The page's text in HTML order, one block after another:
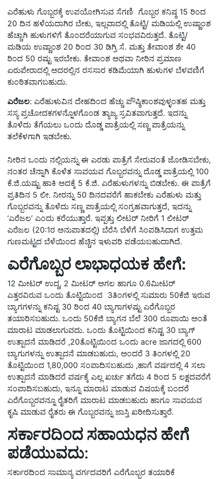
ಎರೆಹುಳು ಗೊಬ್ಬರಕ್ಕೆ ಉಪಯೋಗಿಸುವ ಸೆಗಣಿ ಗೊಬ್ಬರ ಕನಿಷ್ಠ 15 ರಿಂದ
20 ದಿನ ಹಳೆಯದಾಗಿರ ಬೇಕು, ಇಲ್ಲವಾದಲ್ಲಿ ತೊಟ್ಟಿ/ ಮಡಿಯಲ್ಲಿ ಉಷ್ಣಾಂಶ
ಹೆಚ್ಚಾಗಿ ಹುಳುಗಳಿಗೆ ತೊಂದರೆಯಾಗುವ ಸಂಭವವಿರುತ್ತದೆ. ತೊಟ್ಟಿ/
ಮಡಿಯ ಉಷ್ಣಾಂಶ 20 ರಿಂದ 30 ಡಿಗ್ರಿ ಸೆ. ಮತ್ತು ತೇವಾಂಶ ಶೇ 40
ರಿಂದ 50 ರಷ್ಟು ಇರಬೇಕು. ತೇವಾಂಶ ಅಥವಾ ನೀರಿನ ಪ್ರಮಾಣ
ಏರುಪೇರಾದಲ್ಲಿ ಅದರಲ್ಲಿನ ರಸಸಾರ ಕಡಿಮೆಯಾಗಿ ಹುಳುಗಳ ಬೆಳವಣಿಗೆ
ಕುಂಠಿತವಾಗಬಹುದು.
ಎರೆಜಲ: ಎರೆಹುಳುವಿನ ದೇಹದಿಂದ ಹೆಚ್ಚು ಪೌಷ್ಠಿಕಾಂಶವುಳ್ಳಂತಹ ಮತ್ತು
ಸಸ್ಯ ಪ್ರಚೋದಕಗಳ­ನ್ನೊಳ­ಗೊಂಡ ತ್ಯಾಜ್ಯ ಸ್ರವಿತವಾಗುತ್ತದೆ. ಇದನ್ನು
ತೊಳೆದು ತೆಗೆಯಲು ಒಂದು ದೊಡ್ಡ ಪಾತ್ರೆಯಲ್ಲಿ ಸಣ್ಣ ಪಾತ್ರೆಯನ್ನು
ತಲೆಕೆಳಗಾಗಿ ಇಡಬೇಕು.
ನೀರಿನ ಒಂದು ನಲ್ಲಿಯನ್ನು ಈ ಎರಡು ಪಾತ್ರೆಗೆ ಸೇರುವಂತೆ ಜೋಡಿಸಬೇಕು,
ನಂತರ ಚೆನ್ನಾಗಿ ಕೊಳೆತ ಸಾವಯವ ಗೊಬ್ಬರವನ್ನು ದೊಡ್ಡ ಪಾತ್ರೆಯಲ್ಲಿ 100
ಕೆ.ಜಿ.ಯಷ್ಟು ಹಾಕಿ ಅದಕ್ಕೆ 5 ಕೆ.ಜಿ. ಎರೆಹುಳುಗಳನ್ನು ಬಿಡಬೇಕು. ಈ ಪಾತ್ರೆಗೆ
ಪ್ರತಿದಿನ 5 ಲೀ. ನೀರನ್ನು 50 ದಿನದವರೆಗೆ ಹಾಕಬೇಕು ಎರೆಹುಳು ಮತ್ತು
ಗೊಬ್ಬರವನ್ನು ತೊಳೆದು ಸಣ್ಣ ಪಾತ್ರೆಯಲ್ಲಿ ಸಂಗ್ರಹವಾಗುತ್ತದೆ, ಇದನ್ನು
‘ಎರೆಜಲ’ ಎಂದು ಕರೆಯುತ್ತಾರೆ. ಇಪ್ಪತ್ತು ಲೀಟರ್ ನೀರಿಗೆ 1 ಲೀಟರ್
ಎರೆಜಲ (20:1ರ ಅನುಪಾತದಲ್ಲಿ) ಬೆರೆಸಿ ಬೆಳೆಗೆ ಸಿಂಪಡಿಸಿದಾಗ ಉತ್ತಮ
ಗುಣಮಟ್ಟದ ಬೆಳೆಯಿಂದ ಹೆಚ್ಚಿನ ಇಳುವರಿ ಪಡೆಯಬಹುದಾಗಿದೆ.
ಎರೆಗೊಬ್ಬರ ಲಾಭಾಧಯಕ ಹೇಗೆ:
12 ಮೀಟರ್ ಉದ್ದ, 2 ಮೀಟರ್ ಅಗಲ ಹಾಗೂ 0.6ಮೀಟರ್
ಎತ್ತರವಿರುವ ಒಂದು ತೊಟ್ಟಿಯಿಂದ 3ತಿಂಗಳಲ್ಲಿ ಸುಮಾರು 50ಕೆಜಿ ಇರುವ
ಬ್ಯಾಗಗಳನ್ನು ಕನಿಷ್ಟ 30 ರಿಂದ 40 ಬ್ಯಾಗಾಗಳಷ್ಟು ಎರೆಗೊಬ್ಬರ
ತಯಾರಿಸಬಹುದು. ಒಂದು 50ಕೆಜಿ ಬ್ಯಾಗನ ಬೆಲೆ 300 ರೂಪಾಯಿ ಅಂತೆ
ಮಾರಾಟ ಮಾಡಲಾಗುವದು. ಒಂದು ತೊಟ್ಟಿಯಿಂದ ಕನಿಷ್ಟ 30 ಬ್ಯಾಗ್
ಉತ್ಪಾದನೆ ಮಾಡಿದರೆ ,20ತೊಟ್ಟಿಯಿಂದ ಒಂದು acre ಜಾಗದಲ್ಲಿ 600
ಬ್ಯಾಗುಗಳನ್ನು ಉತ್ಪಾದನೆ ಮಾಡಬಹುದು, ಅಂದರೆ 3 ತಿಂಗಳಲ್ಲಿ 20
ತೊಟ್ಟಿಯಿಂದ 1,80,000 ಸಂಪಾದಿಸಬಹುದು ,ಹಾಗೆ ವರ್ಷದಲ್ಲಿ 4 ಸಲಾ
ಉತ್ಪಾದನೆ ಮಾಡಿದರೆ ವರ್ಷಕ್ಕೆ ಎಲ್ಲ ಖರ್ಚು ತಗೆದು 4 ರಿಂದ 5 ಲಕ್ಷದವರೆಗೆ
ಸಂಪಾದಿಸಬಹುದು, ಇನ್ನೂ ಮಾರಾಟ ಮಾಡುವ ವಿಷಯಕ್ಕೆ ಬಂದರೆ
ಎರೆಗೊಬ್ಬರವನ್ನೂ ರೈತರಿಗೆ ಮಾರಾಟ ಮಾಡಬಹುದು ಹಾಗೂ ಸಾವಯವ
ಕೃಷಿ ಮಾಡುವ ರೈತರು ಈ ಗೊಬ್ಬರವನ್ನು ಜಾಸ್ತಿ ಖರೀದಿಸುತ್ತಾರೆ.
ಸರ್ಕಾರದಿಂದ ಸಹಾಯಧನ ಹೇಗೆ
ಪಡೆಯುವದು:
ಸರ್ಕಾರದಿಂದ ಸಾಮಾನ್ಯ ವರ್ಗದವರಿಗೆ ಎರೆಗೊಬ್ಬರ ತಯಾರಿಕೆ